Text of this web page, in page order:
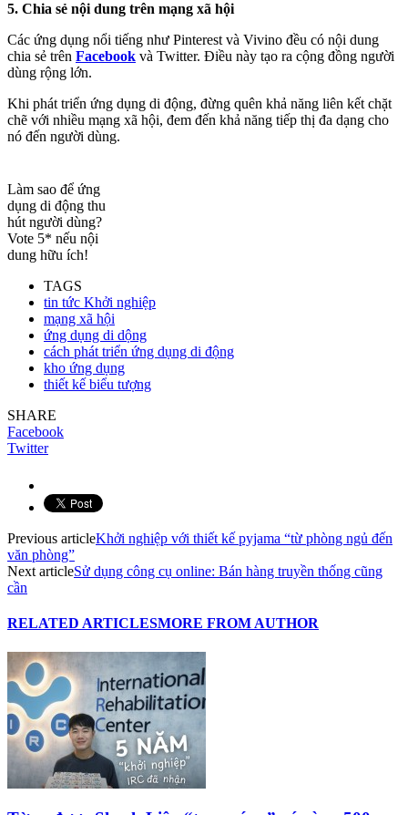
5. Chia sẻ nội dung trên mạng xã hội
Các ứng dụng nổi tiếng như Pinterest và Vivino đều có nội dung
chia sẻ trên Facebook và Twitter. Điều này tạo ra cộng đồng người
dùng rộng lớn.
Khi phát triển ứng dụng di động, đừng quên khả năng liên kết chặt
chẽ với nhiều mạng xã hội, đem đến khả năng tiếp thị đa dạng cho
nó đến người dùng.
Làm sao để ứng
dụng di động thu
hút người dùng?
Vote 5* nếu nội
dung hữu ích!
TAGS
tin tức Khởi nghiệp
mạng xã hội
ứng dụng di dộng
cách phát triển ứng dụng di động
kho ứng dụng
thiết kế biểu tượng
SHARE
Facebook
Twitter
Previous articleKhởi nghiệp với thiết kế pyjama “từ phòng ngủ đến
văn phòng”
Next articleSử dụng công cụ online: Bán hàng truyền thống cũng
cần
RELATED ARTICLESMORE FROM AUTHOR